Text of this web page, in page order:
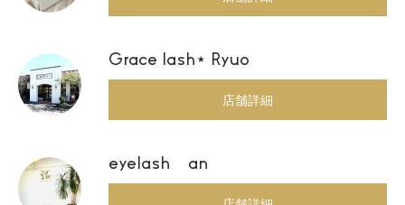
Grace lash⋆ Ryuo
店舗詳細
eyelash an